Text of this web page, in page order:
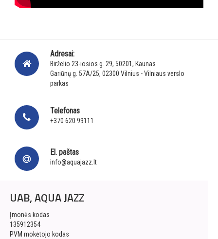
Adresai:
Birželio 23-iosios g. 29, 50201, Kaunas
Gariūnų g. 57A/25, 02300 Vilnius - Vilniaus verslo
parkas
Telefonas
+370 620 99111
El. paštas
info@aquajazz.lt
UAB, AQUA JAZZ
Įmonės kodas
135912354
PVM mokėtojo kodas